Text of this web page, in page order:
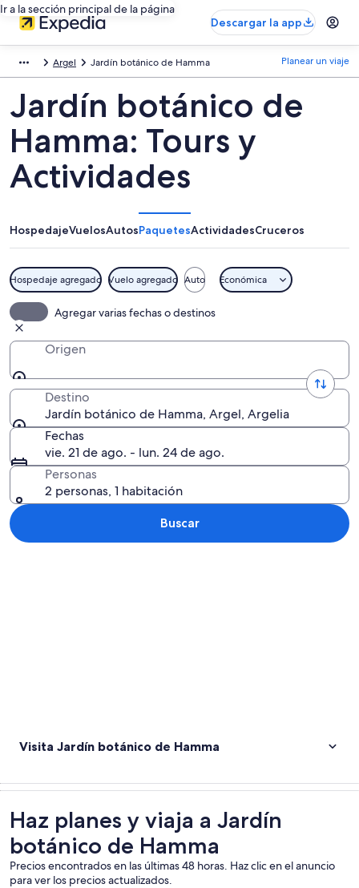
Ir a la sección principal de la página
Descargar la app
Argel Jardín botánico de Hamma Planear un viaje
Jardín botánico de
Hamma: Tours y
Actividades
HospedajeVuelosAutosPaquetesActividadesCruceros
Hospedaje agregado Vuelo agregado Auto Económica
Agregar varias fechas o destinos
Origen
Destino
Jardín botánico de Hamma, Argel, Argelia
Fechas
vie. 21 de ago. - lun. 24 de ago.
Personas
2 personas, 1 habitación
Buscar
Visita Jardín botánico de Hamma
Haz planes y viaja a Jardín
botánico de Hamma
Precios encontrados en las últimas 48 horas. Haz clic en el anuncio
para ver los precios actualizados.